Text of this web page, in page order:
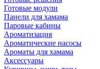
Готовые модули
Панели для хамама
Паровые кабины
Ароматизация
Ароматические насосы
Ароматы для хамама
Аксессуары